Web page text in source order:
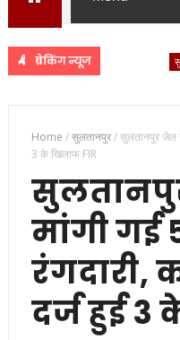
ब्रेकिंग न्यूज
Home /सुलतानपुर/सुलतानपुर जेल
3 के खिलाफ FIR
मांगी गई
रंगदारी,
दर्ज हुई